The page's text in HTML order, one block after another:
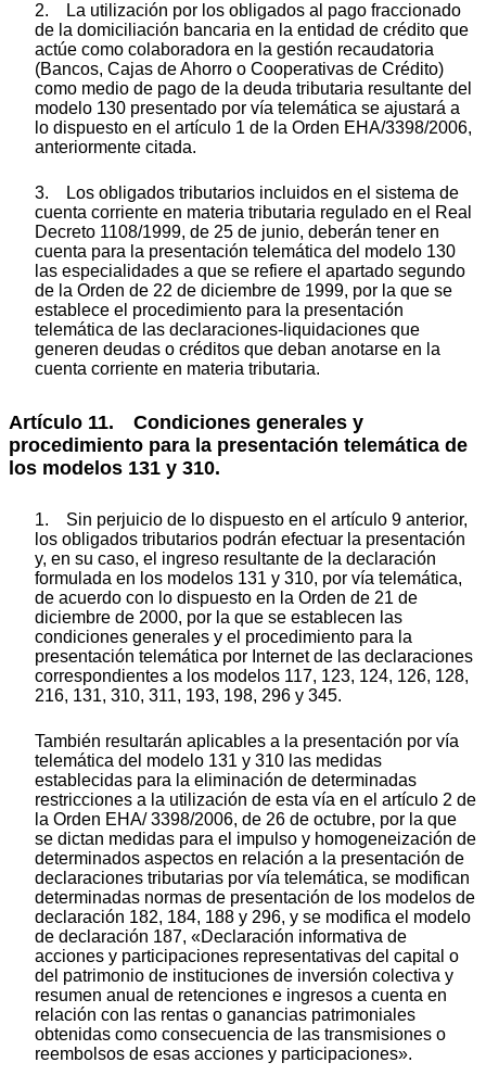
2. La utilización por los obligados al pago fraccionado
de la domiciliación bancaria en la entidad de crédito que
actúe como colaboradora en la gestión recaudatoria
(Bancos, Cajas de Ahorro o Cooperativas de Crédito)
como medio de pago de la deuda tributaria resultante del
modelo 130 presentado por vía telemática se ajustará a
lo dispuesto en el artículo 1 de la Orden EHA/3398/2006,
anteriormente citada.
3. Los obligados tributarios incluidos en el sistema de
cuenta corriente en materia tributaria regulado en el Real
Decreto 1108/1999, de 25 de junio, deberán tener en
cuenta para la presentación telemática del modelo 130
las especialidades a que se refiere el apartado segundo
de la Orden de 22 de diciembre de 1999, por la que se
establece el procedimiento para la presentación
telemática de las declaraciones-liquidaciones que
generen deudas o créditos que deban anotarse en la
cuenta corriente en materia tributaria.
Artículo 11. Condiciones generales y
procedimiento para la presentación telemática de
los modelos 131 y 310.
1. Sin perjuicio de lo dispuesto en el artículo 9 anterior,
los obligados tributarios podrán efectuar la presentación
y, en su caso, el ingreso resultante de la declaración
formulada en los modelos 131 y 310, por vía telemática,
de acuerdo con lo dispuesto en la Orden de 21 de
diciembre de 2000, por la que se establecen las
condiciones generales y el procedimiento para la
presentación telemática por Internet de las declaraciones
correspondientes a los modelos 117, 123, 124, 126, 128,
216, 131, 310, 311, 193, 198, 296 y 345.
También resultarán aplicables a la presentación por vía
telemática del modelo 131 y 310 las medidas
establecidas para la eliminación de determinadas
restricciones a la utilización de esta vía en el artículo 2 de
la Orden EHA/ 3398/2006, de 26 de octubre, por la que
se dictan medidas para el impulso y homogeneización de
determinados aspectos en relación a la presentación de
declaraciones tributarias por vía telemática, se modifican
determinadas normas de presentación de los modelos de
declaración 182, 184, 188 y 296, y se modifica el modelo
de declaración 187, «Declaración informativa de
acciones y participaciones representativas del capital o
del patrimonio de instituciones de inversión colectiva y
resumen anual de retenciones e ingresos a cuenta en
relación con las rentas o ganancias patrimoniales
obtenidas como consecuencia de las transmisiones o
reembolsos de esas acciones y participaciones».